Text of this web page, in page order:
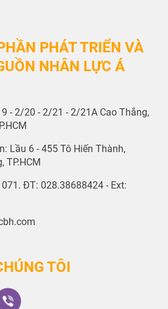
PHÁT TRIỂN VÀ
NHÂN LỰC Á
- 2/20 - 2/21 - 2/21A Cao Thắng,
Lầu 6 - 455 Tô Hiến Thành,
TP.HCM
ĐT: 028.38688424 - Ext:
TÔI